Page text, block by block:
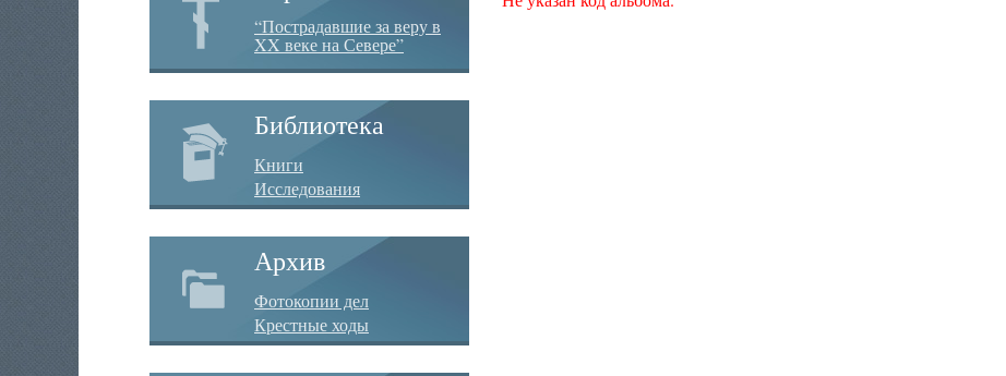
“Пострадавшие за веру в
XX веке на Севере”
Библиотека
Книги
Исследования
Архив
Фотокопии дел
Крестные ходы